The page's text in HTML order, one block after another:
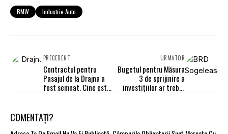
BMW Industrie Auto
PRECEDENT
Contractul pentru
Pasajul de la Drajna a
fost semnat. Cine este
URMĂTOR
Bugetul pentru Măsura
3 de sprijinire a
investiţiilor ar trebui
COMENTAȚI?